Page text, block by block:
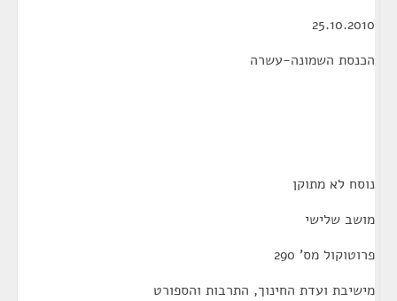
25.10.2010
הכנסת השמונה-עשרה
נוסח לא מתוקן
מושב שלישי
פרוטוקול מס' 290
מישיבת ועדת החינוך, התרבות והספורט